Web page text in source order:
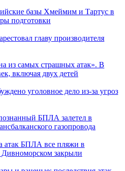
базы Хмеймим и Тартус в
подготовки
главу производителя
из самых страшных атак». В
включая двух детей
уголовное дело из-за угроз
БПЛА залетел в
газопровода
атак БПЛА все пляжи в
закрыли